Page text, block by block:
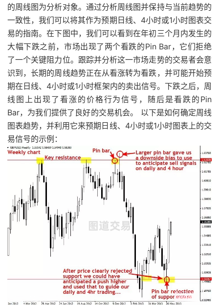
的周线图为分析对象。通过分析周线图并保持与当前趋势的
一致性，我们可以将其作为预期日线、4小时或1小时图表交
易的指南。在下图中，我们可以看到在年初三个月内发生的
大幅下跌之前，市场出现了两个看跌的Pin Bar，它们拒绝
了一个关键阻力位。跟踪并分析这一市场走势的交易者会意
识到，长期的周线趋势正在从看涨转为看跌，并可能开始预
期在日线、4小时或1小时框架内的卖出信号。下跌之后，周
线图上出现了看涨的价格行为信号，随后是看跌的Pin
Bar，为我们提供了良好的交易机会。 以下是如何确定周线
图表趋势，并利用它来预期日线、4小时或1小时图表上的交
易信号的示例：